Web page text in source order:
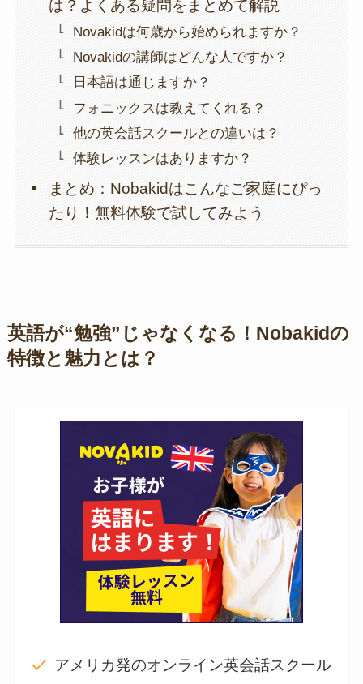
は？よくある疑問をまとめて解説
Novakidは何歳から始められますか？
Novakidの講師はどんな人ですか？
日本語は通じますか？
フォニックスは教えてくれる？
他の英会話スクールとの違いは？
体験レッスンはありますか？
まとめ：Nobakidはこんなご家庭にぴっ
たり！無料体験で試してみよう
英語が“勉強”じゃなくなる！Nobakidの
特徴と魅力とは？
アメリカ発のオンライン英会話スクール